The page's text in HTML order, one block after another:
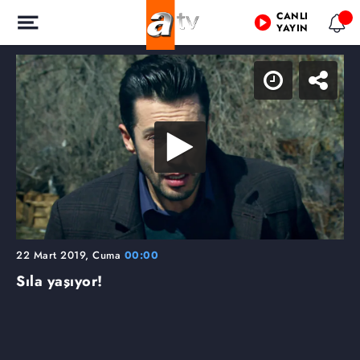
CANLI
YAYIN
22 Mart 2019, Cuma 00:00
Sıla yaşıyor!